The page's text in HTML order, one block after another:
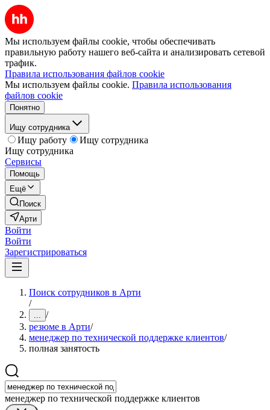
Мы используем файлы cookie, чтобы обеспечивать
правильную работу нашего веб-сайта и анализировать сетевой
трафик.
Правила использования файлов cookie
Мы используем файлы cookie. Правила использования
файлов cookie
Понятно
Ищу сотрудника
Ищу работу
Ищу сотрудника
Ищу сотрудника
Сервисы
Помощь
Ещё
Поиск
Арти
Войти
Войти
Зарегистрироваться
Поиск сотрудников в Арти
/
... /
резюме в Арти/
менеджер по технической поддержке клиентов/
полная занятость
менеджер по технической поддержке клиентов